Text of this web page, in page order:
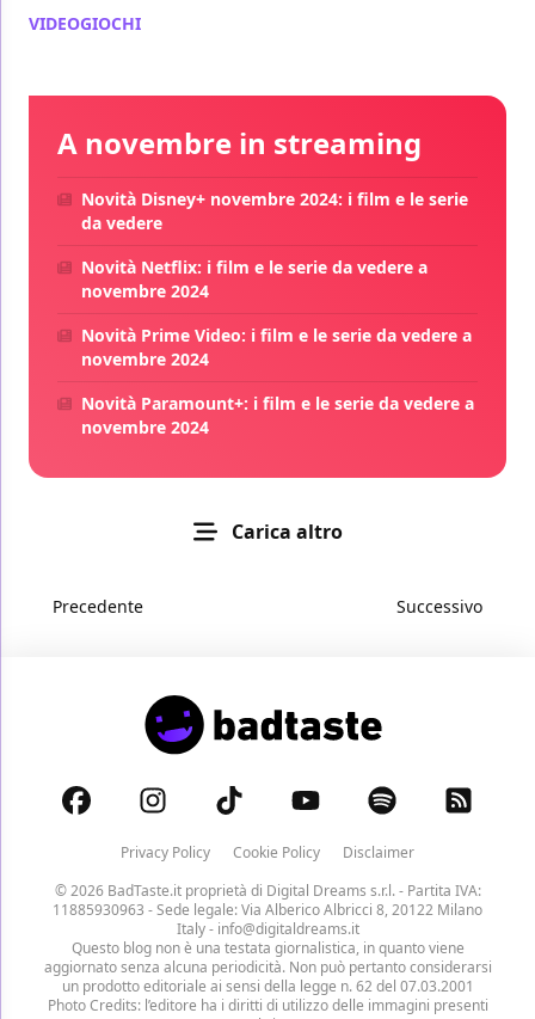
VIDEOGIOCHI
A novembre in streaming
Novità Disney+ novembre 2024: i film e le serie
da vedere
Novità Netflix: i film e le serie da vedere a
novembre 2024
Novità Prime Video: i film e le serie da vedere a
novembre 2024
Novità Paramount+: i film e le serie da vedere a
novembre 2024
Carica altro
Precedente Successivo
Privacy Policy Cookie Policy
Disclaimer
© 2026 BadTaste.it proprietà di Digital Dreams s.r.l.- Partita IVA:
11885930963 - Sede legale: Via Alberico Albricci 8, 20122 Milano
Italy - info@digitaldreams.it
Questo blog non è una testata giornalistica, in quanto viene
aggiornato senza alcuna periodicità. Non può pertanto considerarsi
un prodotto editoriale ai sensi della legge n. 62 del 07.03.2001
Photo Credits: l’editore ha i diritti di utilizzo delle immagini presenti